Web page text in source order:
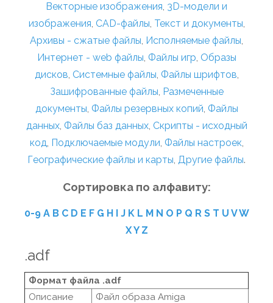
Векторные изображения, 3D-модели и
изображения, CAD-файлы, Текст и документы,
Архивы - сжатые файлы, Исполняемые файлы,
Интернет - web файлы, Файлы игр, Образы
дисков, Системные файлы, Файлы шрифтов,
Зашифрованные файлы, Размеченные
документы, Файлы резервных копий, Файлы
данных, Файлы баз данных, Скрипты - исходный
код, Подключаемые модули, Файлы настроек,
Географические файлы и карты, Другие файлы.
Сортировка по алфавиту:
0-9 A B C D E F G H I J K L M N O P Q R S T U VW
XY Z
.adf
Формат файла .adf
Описание
Файл образа Amiga